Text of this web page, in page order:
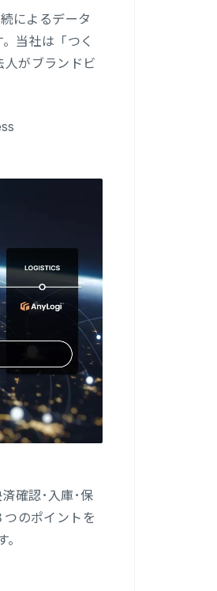
によるデータ
当社は「つく
がブランドビ
確認･入庫･保
のポイントを